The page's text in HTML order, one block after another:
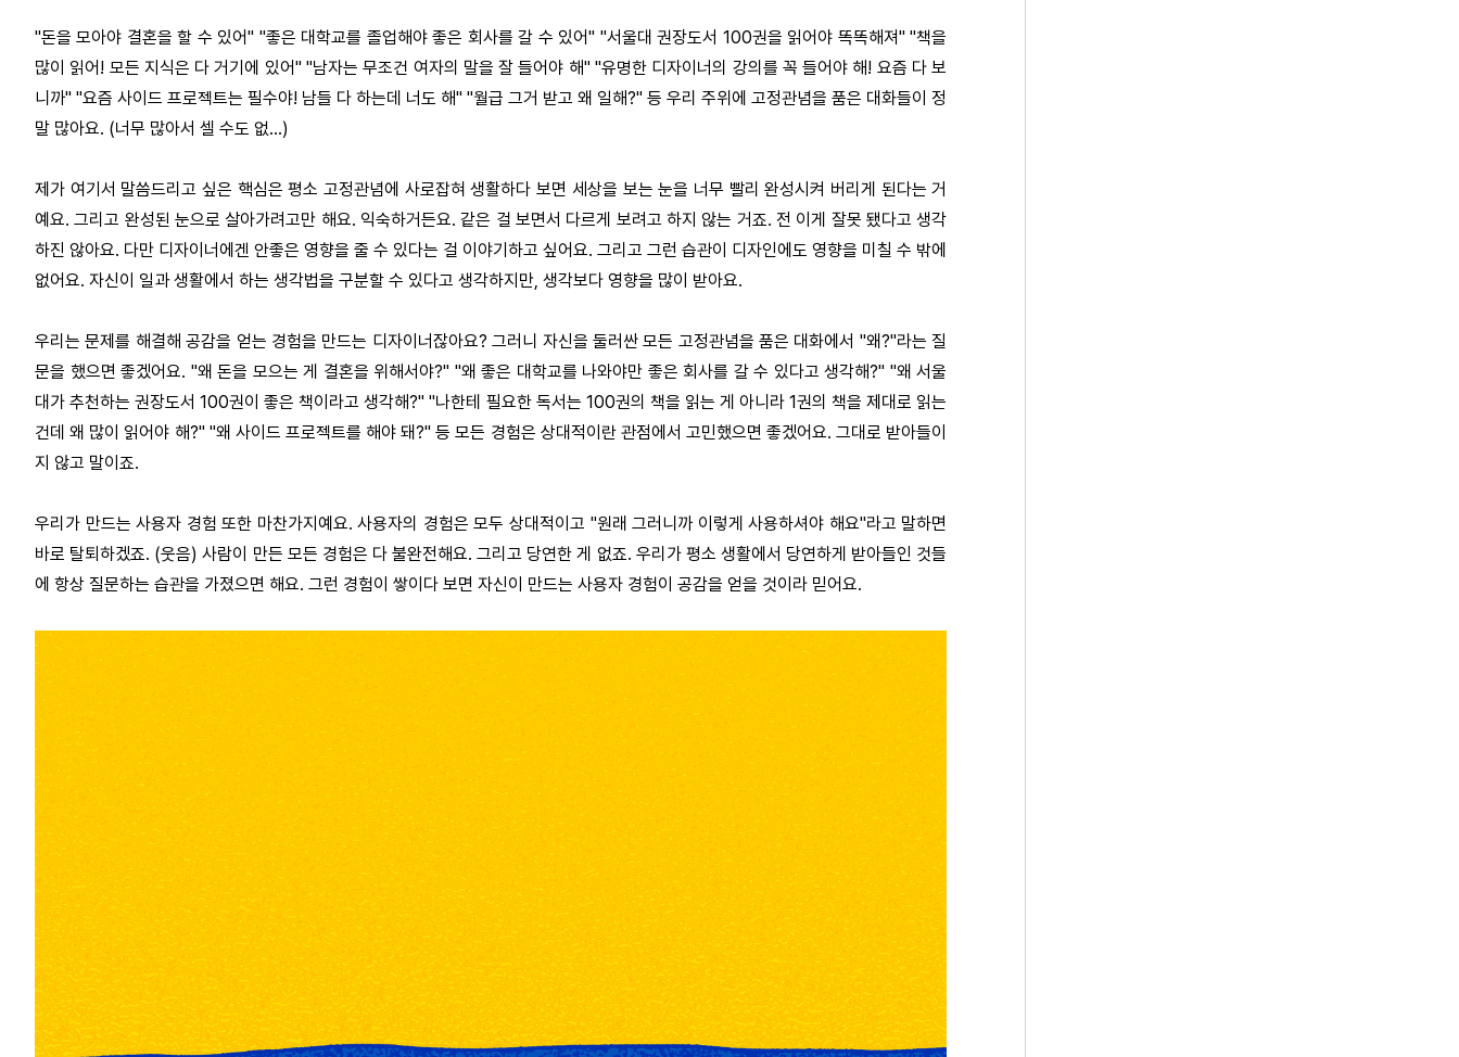
"돈을 모아야 결혼을 할 수 있어" "좋은 대학교를 졸업해야 좋은 회사를 갈 수 있어" "서울대 권장도서 100권을 읽어야 똑똑해져" "책을
많이 읽어! 모든 지식은 다 거기에 있어" "남자는 무조건 여자의 말을 잘 들어야 해" "유명한 디자이너의 강의를 꼭 들어야 해! 요즘 다 보
니까" "요즘 사이드 프로젝트는 필수야! 남들 다 하는데 너도 해" "월급 그거 받고 왜 일해?" 등 우리 주위에 고정관념을 품은 대화들이 정
말 많아요. (너무 많아서 셀 수도 없...)
제가 여기서 말씀드리고 싶은 핵심은 평소 고정관념에 사로잡혀 생활하다 보면 세상을 보는 눈을 너무 빨리 완성시켜 버리게 된다는 거
예요. 그리고 완성된 눈으로 살아가려고만 해요. 익숙하거든요. 같은 걸 보면서 다르게 보려고 하지 않는 거죠. 전 이게 잘못 됐다고 생각
하진 않아요. 다만 디자이너에겐 안좋은 영향을 줄 수 있다는 걸 이야기하고 싶어요. 그리고 그런 습관이 디자인에도 영향을 미칠 수 밖에
없어요. 자신이 일과 생활에서 하는 생각법을 구분할 수 있다고 생각하지만, 생각보다 영향을 많이 받아요.
우리는 문제를 해결해 공감을 얻는 경험을 만드는 디자이너잖아요? 그러니 자신을 둘러싼 모든 고정관념을 품은 대화에서 "왜?"라는 질
문을 했으면 좋겠어요. "왜 돈을 모으는 게 결혼을 위해서야?" "왜 좋은 대학교를 나와야만 좋은 회사를 갈 수 있다고 생각해?" "왜 서울
대가 추천하는 권장도서 100권이 좋은 책이라고 생각해?" "나한테 필요한 독서는 100권의 책을 읽는 게 아니라 1권의 책을 제대로 읽는
건데 왜 많이 읽어야 해?" "왜 사이드 프로젝트를 해야 돼?" 등 모든 경험은 상대적이란 관점에서 고민했으면 좋겠어요. 그대로 받아들이
지 않고 말이죠.
우리가 만드는 사용자 경험 또한 마찬가지예요. 사용자의 경험은 모두 상대적이고 "원래 그러니까 이렇게 사용하셔야 해요"라고 말하면
바로 탈퇴하겠죠. (웃음) 사람이 만든 모든 경험은 다 불완전해요. 그리고 당연한 게 없죠. 우리가 평소 생활에서 당연하게 받아들인 것들
에 항상 질문하는 습관을 가졌으면 해요. 그런 경험이 쌓이다 보면 자신이 만드는 사용자 경험이 공감을 얻을 것이라 믿어요.